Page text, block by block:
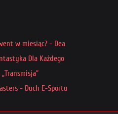
w miesiąc? - Dea
Dla Każdego
- Duch E-Sportu